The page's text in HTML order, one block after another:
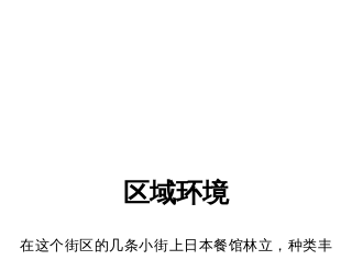
区域环境
在这个街区的几条小街上日本餐馆林立，种类丰